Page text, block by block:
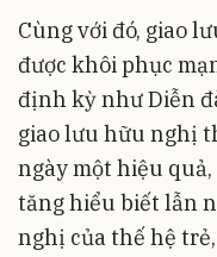
Cùng với đó, giao
được khôi phục
định kỳ như Diễn
giao lưu hữu nghị
ngày một hiệu
tăng hiểu biết lẫn
nghị của thế hệ